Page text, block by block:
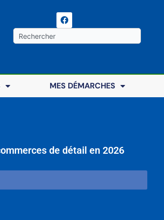
F
a
c
Rechercher
MES DÉMARCHES
de détail en 2026